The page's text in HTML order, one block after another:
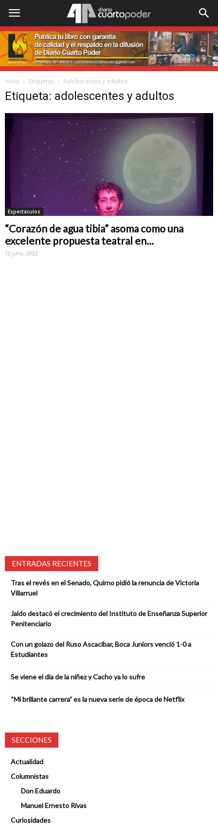
Inicio Etiquetas Adolescentes y adultos
Etiqueta: adolescentes y adultos
Espectáculos
“Corazón de agua tibia” asoma como una
excelente propuesta teatral en...
12 julio, 2022
ENTRADAS RECIENTES
Tras el revés en el Senado, Quirno pidió la renuncia de Victoria
Villarruel
Jaldo destacó el crecimiento del Instituto de Enseñanza Superior
Penitenciario
Con un golazo del Ruso Ascacíbar, Boca Juniors venció 1-0 a
Estudiantes
Se viene el día de la niñez y Cacho ya lo sufre
“Mi brillante carrera” es la nueva serie de época de Netflix
SECCIONES
Actualidad
Columnistas
Don Eduardo
Manuel Ernesto Rivas
Curiosidades